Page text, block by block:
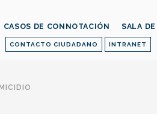
CONTACTO CIUDADANO INTRANET
CASOS DE CONNOTACIÓN SALA